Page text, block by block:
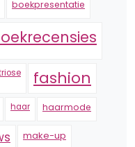
boekpresentatie
fashion
haar haarmode
make-up